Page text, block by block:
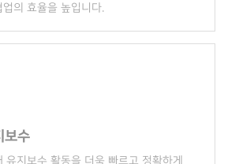
의 효율을 높입니다.
보수
유지보수 활동을 더욱 빠르고 정확하게